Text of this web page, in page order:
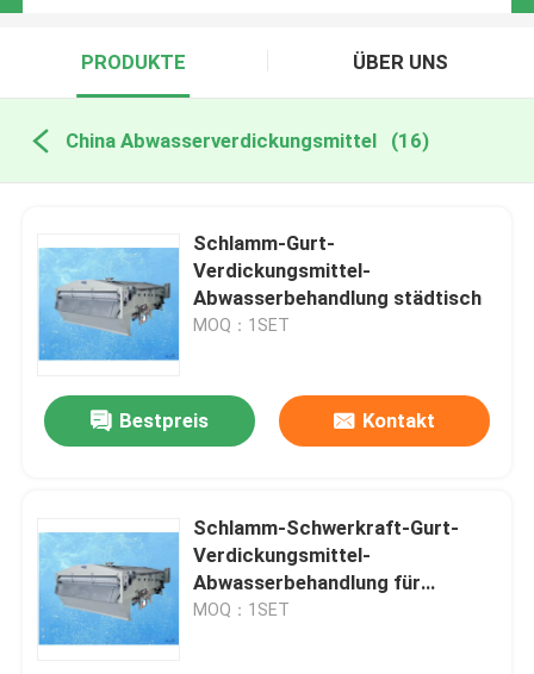
PRODUKTE ÜBER UNS
China Abwasserverdickungsmittel (16)
Schlamm-Gurt-
Verdickungsmittel-
Abwasserbehandlung städtisch
MOQ：1SET
Bestpreis Kontakt
Schlamm-Schwerkraft-Gurt-
Verdickungsmittel-
Abwasserbehandlung für
industriellen Schlamm
MOQ：1SET